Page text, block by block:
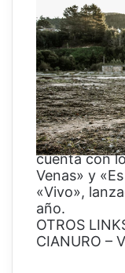
La banda de
Concepción
Niebla» su
Crimen
Cianuro nos
con distintas
apuntan a
una
cuenta con
Venas» y
«Vivo»,
año.
OTROS
CIANURO –